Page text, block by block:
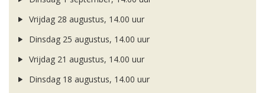
Vrijdag 28 augustus, 14.00 uur
Dinsdag 25 augustus, 14.00 uur
Vrijdag 21 augustus, 14.00 uur
Dinsdag 18 augustus, 14.00 uur